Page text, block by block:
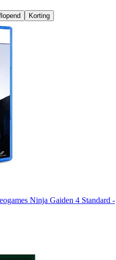
Korting
Ninja Gaiden 4 Standard -